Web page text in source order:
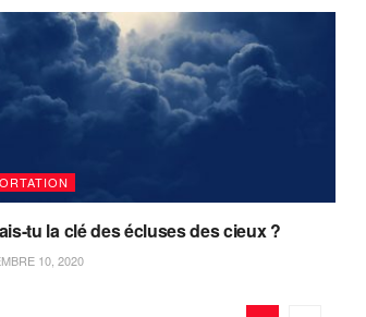
tu la clé des écluses des cieux ?
10, 2020